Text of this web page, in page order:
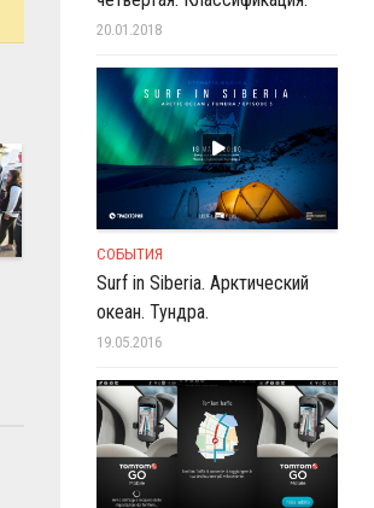
20.01.2018
СОБЫТИЯ
Surf in Siberia. Арктический
океан. Тундра.
19.05.2016